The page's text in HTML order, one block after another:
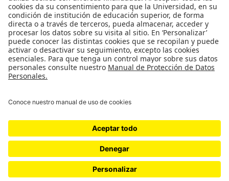
BOGOTÁ, COLOMBIA
NEWSLETTER